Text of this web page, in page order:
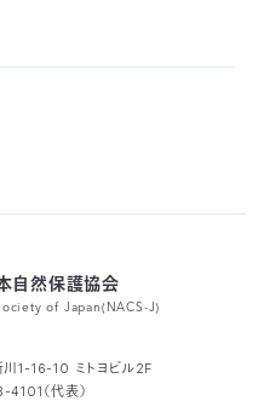
自然保護協会
of Japan(NACS-J)
1-16-10 ミトヨビル2F
（代表）